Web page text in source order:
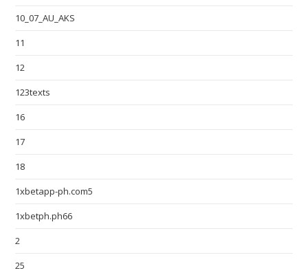
10_07_AU_AKS
11
12
123texts
16
17
18
1xbetapp-ph.com5
1xbetph.ph66
2
25